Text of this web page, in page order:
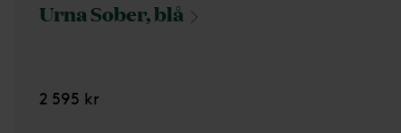
Urna Sober,blå
2 595 kr